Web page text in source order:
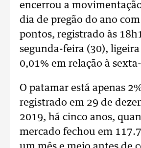
encerrou a
dia de pregão do ano
pontos, registrado às
segunda-feira (30),
0,01% em relação à
O patamar está apenas
registrado em 29 de
2019, há cinco anos,
mercado fechou em